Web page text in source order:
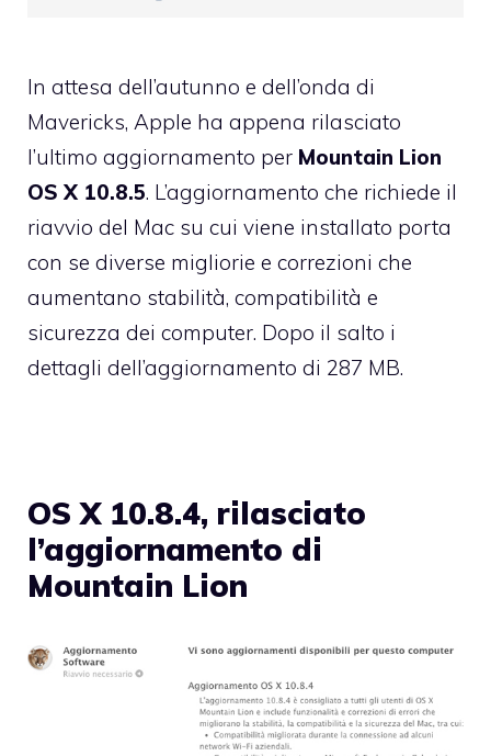
In attesa dell’autunno e dell’onda di
Mavericks, Apple ha appena rilasciato
l’ultimo aggiornamento per Mountain Lion
OS X 10.8.5. L’aggiornamento che richiede il
riavvio del Mac su cui viene installato porta
con se diverse migliorie e correzioni che
aumentano stabilità, compatibilità e
sicurezza dei computer. Dopo il salto i
dettagli dell’aggiornamento di 287 MB.
OS X 10.8.4, rilasciato
l’aggiornamento di
Mountain Lion